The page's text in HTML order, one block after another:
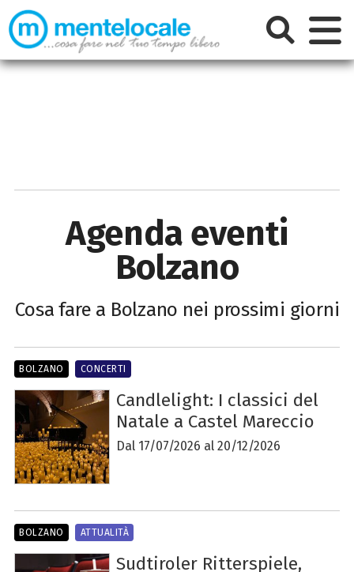
Agenda eventi
Bolzano
Cosa fare a Bolzano nei prossimi giorni
Candlelight: I classici del
Natale a Castel Mareccio
Dal 17/07/2026 al 20/12/2026
BOLZANO CONCERTI
Sudtiroler Ritterspiele,
BOLZANO ATTUALITÀ